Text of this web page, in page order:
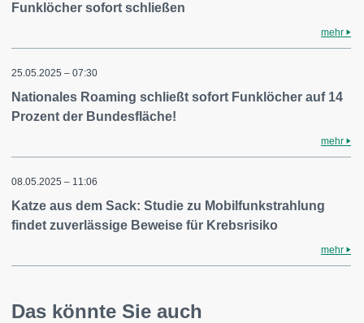
Funklöcher sofort schließen
mehr
25.05.2025 – 07:30
Nationales Roaming schließt sofort Funklöcher auf 14
Prozent der Bundesfläche!
mehr
08.05.2025 – 11:06
Katze aus dem Sack: Studie zu Mobilfunkstrahlung
findet zuverlässige Beweise für Krebsrisiko
mehr
Das könnte Sie auch